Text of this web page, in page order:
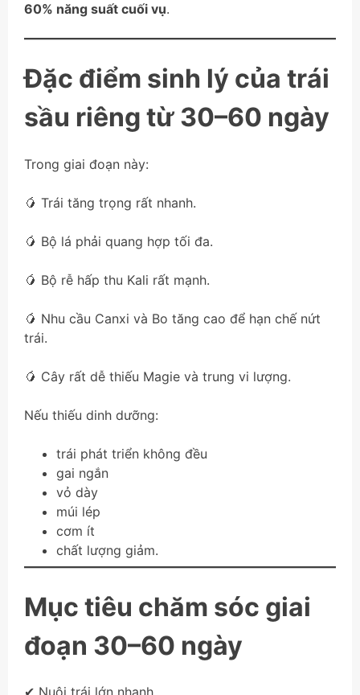
60% năng suất cuối vụ.
Đặc điểm sinh lý của trái
sầu riêng từ 30–60 ngày
Trong giai đoạn này:
🥭 Trái tăng trọng rất nhanh.
🥭 Bộ lá phải quang hợp tối đa.
🥭 Bộ rễ hấp thu Kali rất mạnh.
🥭 Nhu cầu Canxi và Bo tăng cao để hạn chế nứt
trái.
🥭 Cây rất dễ thiếu Magie và trung vi lượng.
Nếu thiếu dinh dưỡng:
trái phát triển không đều
gai ngắn
vỏ dày
múi lép
cơm ít
chất lượng giảm.
Mục tiêu chăm sóc giai
đoạn 30–60 ngày
✔ Nuôi trái lớn nhanh